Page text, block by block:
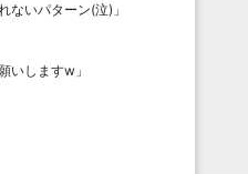
ないパターン(泣) 」
いしますw 」